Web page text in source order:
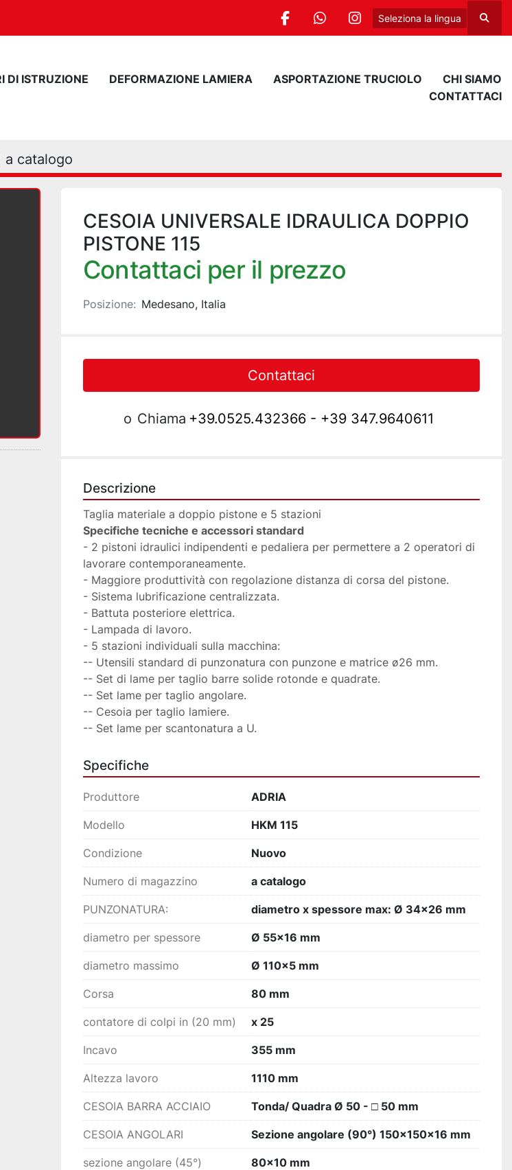
facebookwhatsappinstagram
Seleziona la lingua Cerca
DI ISTRUZIONE DEFORMAZIONE LAMIERA ASPORTAZIONE TRUCIOLO
CHI SIAMO
CONTATTACI
a catalogo
CESOIA UNIVERSALE IDRAULICA DOPPIO
PISTONE 115
Contattaci per il prezzo
Posizione: Medesano, Italia
Contattaci
o Chiama +39.0525.432366 - +39 347.9640611
Descrizione
Taglia materiale a doppio pistone e 5 stazioni
Specifiche tecniche e accessori standard
- 2 pistoni idraulici indipendenti e pedaliera per permettere a 2 operatori di
lavorare contemporaneamente.
- Maggiore produttività con regolazione distanza di corsa del pistone.
- Sistema lubrificazione centralizzata.
- Battuta posteriore elettrica.
- Lampada di lavoro.
- 5 stazioni individuali sulla macchina:
-- Utensili standard di punzonatura con punzone e matrice ø26 mm.
-- Set di lame per taglio barre solide rotonde e quadrate.
-- Set lame per taglio angolare.
-- Cesoia per taglio lamiere.
-- Set lame per scantonatura a U.
Specifiche
Produttore ADRIA
Modello HKM 115
Condizione Nuovo
Numero di magazzino a catalogo
PUNZONATURA: diametro x spessore max: Ø 34x26 mm
diametro per spessore Ø 55x16 mm
diametro massimo Ø 110x5 mm
Corsa 80 mm
contatore di colpi in (20 mm) x 25
Incavo 355 mm
Altezza lavoro 1110 mm
CESOIA BARRA ACCIAIO Tonda/ Quadra Ø 50 - □ 50 mm
CESOIA ANGOLARI Sezione angolare (90°) 150x150x16 mm
sezione angolare (45°) 80x10 mm